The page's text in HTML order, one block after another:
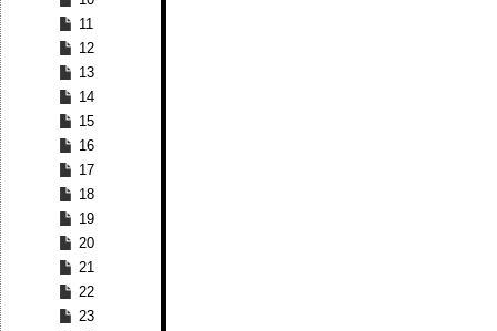
11
12
13
14
15
16
17
18
19
20
21
22
23